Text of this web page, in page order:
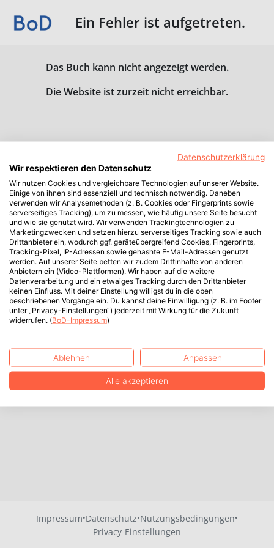
Ein Fehler ist aufgetreten.
Das Buch kann nicht angezeigt werden.
Die Website ist zurzeit nicht erreichbar.
Impressum·Datenschutz·Nutzungsbedingungen·
Privacy-Einstellungen
Datenschutzerklärung
Wir respektieren den Datenschutz
Wir nutzen Cookies und vergleichbare Technologien auf unserer Website.
Einige von ihnen sind essenziell und technisch notwendig. Daneben
verwenden wir Analysemethoden (z. B. Cookies oder Fingerprints sowie
serverseitiges Tracking), um zu messen, wie häufig unsere Seite besucht
und wie sie genutzt wird. Wir verwenden Trackingtechnologien zu
Marketingzwecken und setzen hierzu serverseitiges Tracking sowie auch
Drittanbieter ein, wodurch ggf. geräteübergreifend Cookies, Fingerprints,
Tracking-Pixel, IP-Adressen sowie gehashte E-Mail-Adressen genutzt
werden. Auf unserer Seite betten wir zudem Drittinhalte von anderen
Anbietern ein (Video-Plattformen). Wir haben auf die weitere
Datenverarbeitung und ein etwaiges Tracking durch den Drittanbieter
keinen Einfluss. Mit deiner Einstellung willigst du in die oben
beschriebenen Vorgänge ein. Du kannst deine Einwilligung (z. B. im Footer
unter „Privacy-Einstellungen“) jederzeit mit Wirkung für die Zukunft
widerrufen. (BoD-Impressum)
Ablehnen Anpassen
Alle akzeptieren